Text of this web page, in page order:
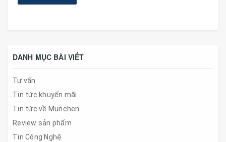
DANH MỤC BÀI VIẾT
Tư vấn
Tin tức khuyến mãi
Tin tức về Munchen
Review sản phẩm
Tin Công Nghệ